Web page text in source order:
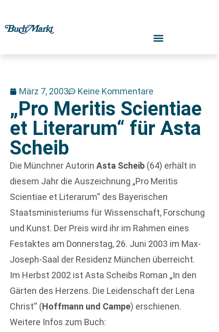
März 7, 2003 Keine Kommentare
„Pro Meritis Scientiae
et Literarum“ für Asta
Scheib
Die Münchner Autorin Asta Scheib (64) erhält in
diesem Jahr die Auszeichnung „Pro Meritis
Scientiae et Literarum“ des Bayerischen
Staatsministeriums für Wissenschaft, Forschung
und Kunst. Der Preis wird ihr im Rahmen eines
Festaktes am Donnerstag, 26. Juni 2003 im Max-
Joseph-Saal der Residenz München überreicht.
Im Herbst 2002 ist Asta Scheibs Roman „In den
Gärten des Herzens. Die Leidenschaft der Lena
Christ“ (Hoffmann und Campe) erschienen.
Weitere Infos zum Buch: